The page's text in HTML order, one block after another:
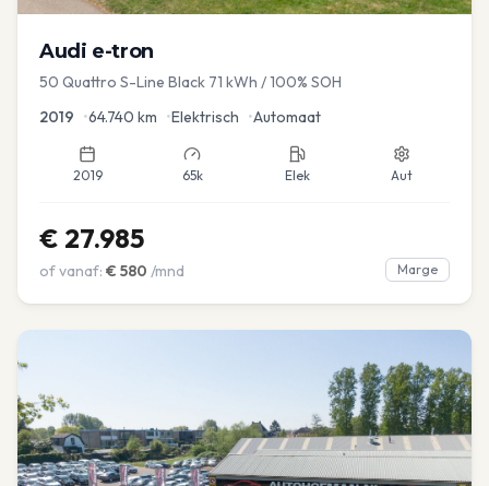
Audi e-tron
50 Quattro S-Line Black 71 kWh / 100% SOH
2019 •64.740 km •Elektrisch •Automaat
2019 65k Elek Aut
€ 27.985
of vanaf: € 580 /mnd Marge